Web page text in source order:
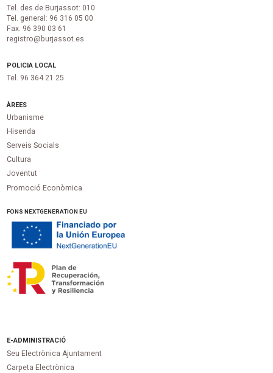
Tel. des de Burjassot: 010
Tel. general: 96 316 05 00
Fax. 96 390 03 61
registro@burjassot.es
POLICIA LOCAL
Tel. 96 364 21 25
ÀREES
Urbanisme
Hisenda
Serveis Socials
Cultura
Joventut
Promoció Econòmica
FONS NEXTGENERATION EU
E-ADMINISTRACIÓ
Seu Electrònica Ajuntament
Carpeta Electrònica